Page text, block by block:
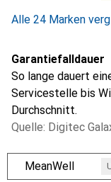
Alle 24 Marken
Garantiefalldauer
So lange dauert
Servicestelle bis
Durchschnitt.
Quelle: Digitec
MeanWell